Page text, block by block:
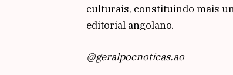
culturais, constituindo mais
editorial angolano.
@geralpocnotícas.ao